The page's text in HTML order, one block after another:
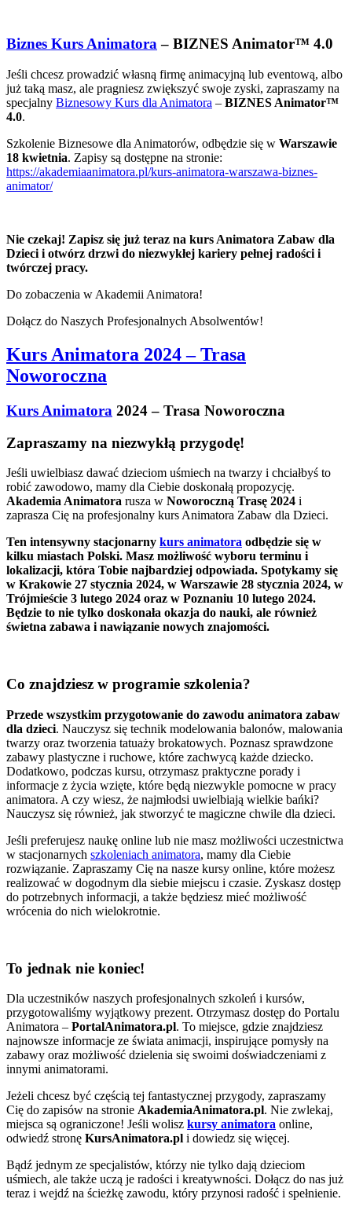
Biznes Kurs Animatora– BIZNES Animator™ 4.0
Jeśli chcesz prowadzić własną firmę animacyjną lub eventową, albo
już taką masz, ale pragniesz zwiększyć swoje zyski, zapraszamy na
specjalny Biznesowy Kurs dla Animatora – BIZNES Animator™
4.0.
Szkolenie Biznesowe dla Animatorów, odbędzie się w Warszawie
18 kwietnia. Zapisy są dostępne na stronie:
https://akademiaanimatora.pl/kurs-animatora-warszawa-biznes-
animator/
Nie czekaj! Zapisz się już teraz na kurs Animatora Zabaw dla
Dzieci i otwórz drzwi do niezwykłej kariery pełnej radości i
twórczej pracy.
Do zobaczenia w Akademii Animatora!
Dołącz do Naszych Profesjonalnych Absolwentów!
Kurs Animatora 2024 – Trasa
Noworoczna
Kurs Animatora 2024 – Trasa Noworoczna
Zapraszamy na niezwykłą przygodę!
Jeśli uwielbiasz dawać dzieciom uśmiech na twarzy i chciałbyś to
robić zawodowo, mamy dla Ciebie doskonałą propozycję.
Akademia Animatora rusza w Noworoczną Trasę 2024 i
zaprasza Cię na profesjonalny kurs Animatora Zabaw dla Dzieci.
Ten intensywny stacjonarny kurs animatora odbędzie się w
kilku miastach Polski. Masz możliwość wyboru terminu i
lokalizacji, która Tobie najbardziej odpowiada. Spotykamy się
w Krakowie 27 stycznia 2024, w Warszawie 28 stycznia 2024, w
Trójmieście 3 lutego 2024 oraz w Poznaniu 10 lutego 2024.
Będzie to nie tylko doskonała okazja do nauki, ale również
świetna zabawa i nawiązanie nowych znajomości.
Co znajdziesz w programie szkolenia?
Przede wszystkim przygotowanie do zawodu animatora zabaw
dla dzieci. Nauczysz się technik modelowania balonów, malowania
twarzy oraz tworzenia tatuaży brokatowych. Poznasz sprawdzone
zabawy plastyczne i ruchowe, które zachwycą każde dziecko.
Dodatkowo, podczas kursu, otrzymasz praktyczne porady i
informacje z życia wzięte, które będą niezwykle pomocne w pracy
animatora. A czy wiesz, że najmłodsi uwielbiają wielkie bańki?
Nauczysz się również, jak stworzyć te magiczne chwile dla dzieci.
Jeśli preferujesz naukę online lub nie masz możliwości uczestnictwa
w stacjonarnych szkoleniach animatora, mamy dla Ciebie
rozwiązanie. Zapraszamy Cię na nasze kursy online, które możesz
realizować w dogodnym dla siebie miejscu i czasie. Zyskasz dostęp
do potrzebnych informacji, a także będziesz mieć możliwość
wrócenia do nich wielokrotnie.
To jednak nie koniec!
Dla uczestników naszych profesjonalnych szkoleń i kursów,
przygotowaliśmy wyjątkowy prezent. Otrzymasz dostęp do Portalu
Animatora – PortalAnimatora.pl. To miejsce, gdzie znajdziesz
najnowsze informacje ze świata animacji, inspirujące pomysły na
zabawy oraz możliwość dzielenia się swoimi doświadczeniami z
innymi animatorami.
Jeżeli chcesz być częścią tej fantastycznej przygody, zapraszamy
Cię do zapisów na stronie AkademiaAnimatora.pl. Nie zwlekaj,
miejsca są ograniczone! Jeśli wolisz kursy animatora online,
odwiedź stronę KursAnimatora.pl i dowiedz się więcej.
Bądź jednym ze specjalistów, którzy nie tylko dają dzieciom
uśmiech, ale także uczą je radości i kreatywności. Dołącz do nas już
teraz i wejdź na ścieżkę zawodu, który przynosi radość i spełnienie.